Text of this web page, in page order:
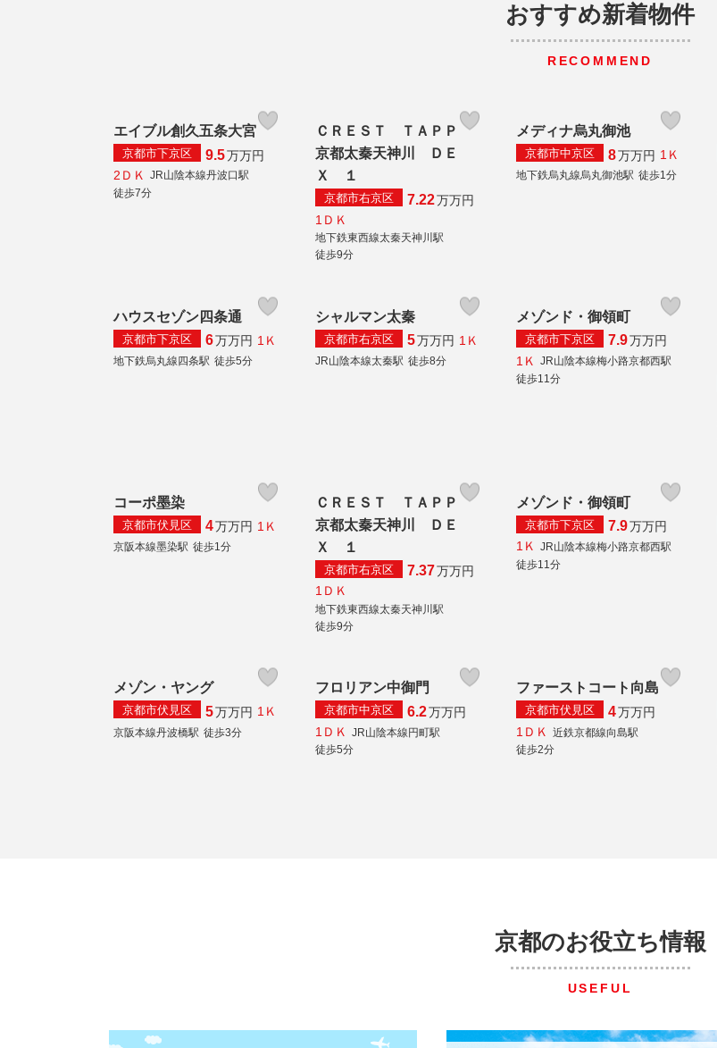
おすすめ新着物件
RECOMMEND
エイブル創久五条大宮
京都市下京区 9.5万万円
2ＤＫ
JR山陰本線丹波口駅
徒歩7分
ＣＲＥＳＴ ＴＡＰＰ
京都太秦天神川 ＤＥ
Ｘ １
京都市右京区 7.22万万円
1ＤＫ
地下鉄東西線太秦天神川駅
徒歩9分
メディナ烏丸御池
京都市中京区 8万万円 1Ｋ
地下鉄烏丸線烏丸御池駅 徒歩1分
ハウスセゾン四条通
京都市下京区 6万万円 1Ｋ
地下鉄烏丸線四条駅 徒歩5分
シャルマン太秦
京都市右京区 5万万円 1Ｋ
JR山陰本線太秦駅 徒歩8分
メゾンド・御領町
京都市下京区 7.9万万円
1Ｋ
JR山陰本線梅小路京都西駅
徒歩11分
コーポ墨染
京都市伏見区 4万万円 1Ｋ
京阪本線墨染駅 徒歩1分
ＣＲＥＳＴ ＴＡＰＰ
京都太秦天神川 ＤＥ
Ｘ １
京都市右京区 7.37万万円
1ＤＫ
地下鉄東西線太秦天神川駅
徒歩9分
メゾンド・御領町
京都市下京区 7.9万万円
1Ｋ JR山陰本線梅小路京都西駅
徒歩11分
メゾン・ヤング
京都市伏見区 5万万円 1Ｋ
京阪本線丹波橋駅 徒歩3分
フロリアン中御門
京都市中京区 6.2万万円
1ＤＫ
JR山陰本線円町駅
徒歩5分
ファーストコート向島
京都市伏見区 4万万円
1ＤＫ
近鉄京都線向島駅
徒歩2分
京都のお役立ち情報
USEFUL